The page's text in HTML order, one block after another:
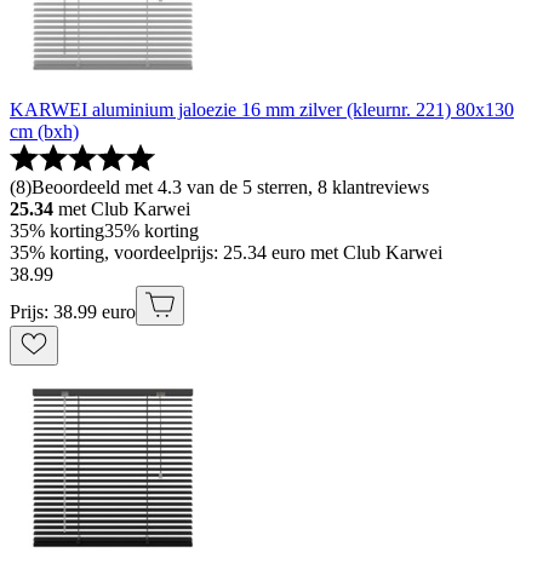
KARWEI aluminium jaloezie 16 mm zilver (kleurnr. 221) 80x130
cm (bxh)
(8)Beoordeeld met 4.3 van de 5 sterren, 8 klantreviews
25.34 met Club Karwei
35% korting35% korting
35% korting, voordeelprijs: 25.34 euro met Club Karwei
38.99
Prijs: 38.99 euro